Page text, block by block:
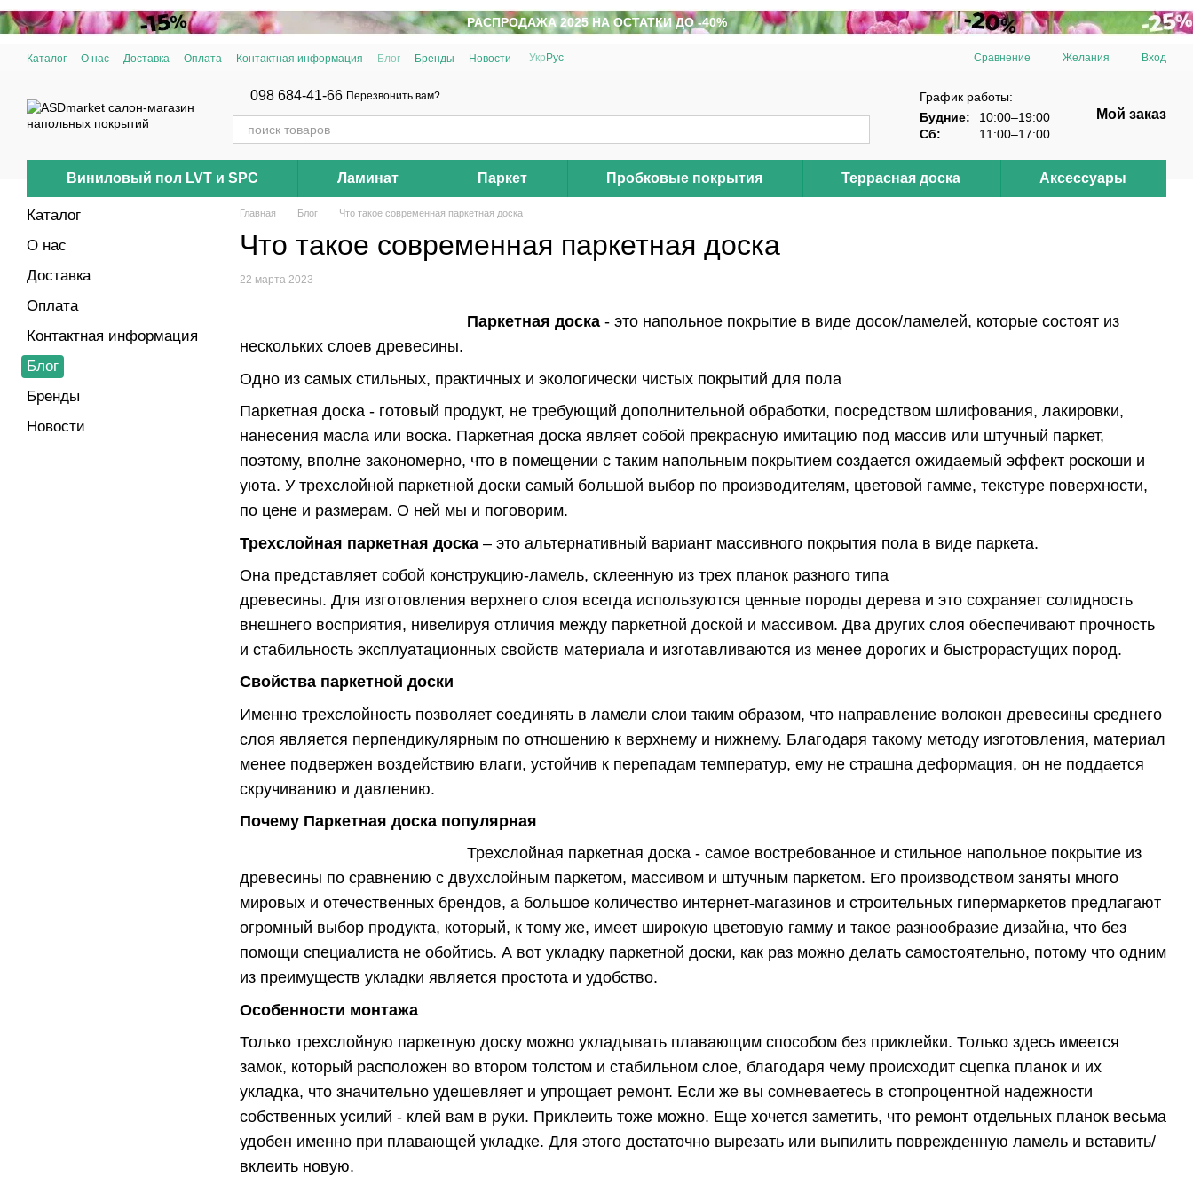
Перейти к основному контенту
РАСПРОДАЖА 2025 НА ОСТАТКИ ДО -40%
Каталог О нас Доставка Оплата Контактная информация Блог Бренды Новости Укр Рус Сравнение Желания Вход
098 684-41-66 Перезвонить вам?
График работы:
Будние:
10:00–19:00
Сб:
11:00–17:00
Мой заказ
Виниловый пол LVT и SPC Ламинат Паркет Пробковые покрытия Террасная доска Аксессуары
Главная Блог Что такое современная паркетная доска
Что такое современная паркетная доска
22 марта 2023
Паркетная доска - это напольное покрытие в виде досок/ламелей, которые состоят из
нескольких слоев древесины.
Одно из самых стильных, практичных и экологически чистых покрытий для пола
Паркетная доска - готовый продукт, не требующий дополнительной обработки, посредством шлифования, лакировки,
нанесения масла или воска. Паркетная доска являет собой прекрасную имитацию под массив или штучный паркет,
поэтому, вполне закономерно, что в помещении с таким напольным покрытием создается ожидаемый эффект роскоши и
уюта. У трехслойной паркетной доски самый большой выбор по производителям, цветовой гамме, текстуре поверхности,
по цене и размерам. О ней мы и поговорим.
Трехслойная паркетная доска – это альтернативный вариант массивного покрытия пола в виде паркета.
Она представляет собой конструкцию-ламель, склеенную из трех планок разного типа
древесины. Для изготовления верхнего слоя всегда используются ценные породы дерева и это сохраняет солидность
внешнего восприятия, нивелируя отличия между паркетной доской и массивом. Два других слоя обеспечивают прочность
и стабильность эксплуатационных свойств материала и изготавливаются из менее дорогих и быстрорастущих пород.
Свойства паркетной доски
Именно трехслойность позволяет соединять в ламели слои таким образом, что направление волокон древесины среднего
слоя является перпендикулярным по отношению к верхнему и нижнему. Благодаря такому методу изготовления, материал
менее подвержен воздействию влаги, устойчив к перепадам температур, ему не страшна деформация, он не поддается
скручиванию и давлению.
Почему Паркетная доска популярная
Трехслойная паркетная доска - самое востребованное и стильное напольное покрытие из
древесины по сравнению с двухслойным паркетом, массивом и штучным паркетом. Его производством заняты много
мировых и отечественных брендов, а большое количество интернет-магазинов и строительных гипермаркетов предлагают
огромный выбор продукта, который, к тому же, имеет широкую цветовую гамму и такое разнообразие дизайна, что без
помощи специалиста не обойтись. А вот укладку паркетной доски, как раз можно делать самостоятельно, потому что одним
из преимуществ укладки является простота и удобство.
Особенности монтажа
Только трехслойную паркетную доску можно укладывать плавающим способом без приклейки. Только здесь имеется
замок, который расположен во втором толстом и стабильном слое, благодаря чему происходит сцепка планок и их
укладка, что значительно удешевляет и упрощает ремонт. Если же вы сомневаетесь в стопроцентной надежности
собственных усилий - клей вам в руки. Приклеить тоже можно. Еще хочется заметить, что ремонт отдельных планок весьма
удобен именно при плавающей укладке. Для этого достаточно вырезать или выпилить поврежденную ламель и вставить/
вклеить новую.
Каталог
О нас
Доставка
Оплата
Контактная информация
Блог
Бренды
Новости